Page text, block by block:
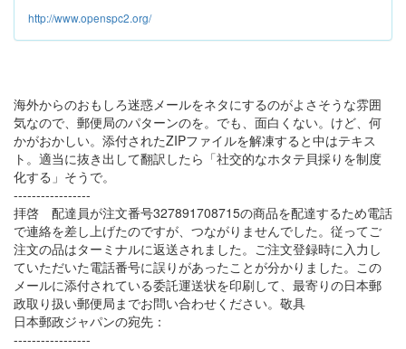
http://www.openspc2.org/
海外からのおもしろ迷惑メールをネタにするのがよさそうな雰囲
気なので、郵便局のパターンのを。でも、面白くない。けど、何
かがおかしい。添付されたZIPファイルを解凍すると中はテキス
ト。適当に抜き出して翻訳したら「社交的なホタテ貝採りを制度
化する」そうで。
-----------------
拝啓 配達員が注文番号327891708715の商品を配達するため電話
で連絡を差し上げたのですが、つながりませんでした。従ってご
注文の品はターミナルに返送されました。ご注文登録時に入力し
ていただいた電話番号に誤りがあったことが分かりました。この
メールに添付されている委託運送状を印刷して、最寄りの日本郵
政取り扱い郵便局までお問い合わせください。敬具
日本郵政ジャパンの宛先：
-----------------